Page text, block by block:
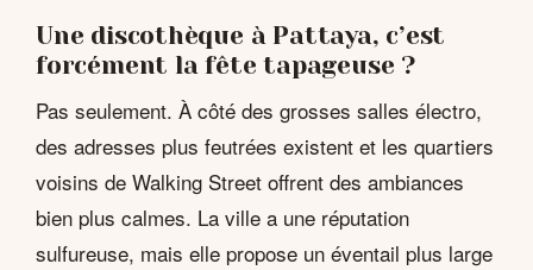
Une discothèque à Pattaya, c’est
forcément la fête tapageuse ?
Pas seulement. À côté des grosses salles électro,
des adresses plus feutrées existent et les quartiers
voisins de Walking Street offrent des ambiances
bien plus calmes. La ville a une réputation
sulfureuse, mais elle propose un éventail plus large